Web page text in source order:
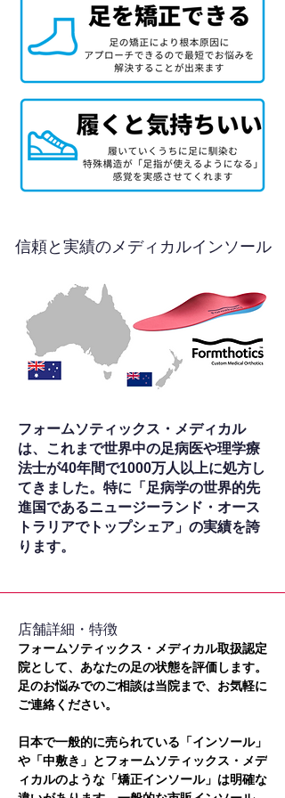
信頼と実績のメディカルインソール
フォームソティックス・メディカル
は、これまで世界中の足病医や理学療
法士が40年間で1000万人以上に処方し
てきました。特に「足病学の世界的先
進国であるニュージーランド・オース
トラリアでトップシェア」の実績を誇
ります。
​店舗詳細・特徴
フォームソティックス・メディカル取扱認定
院として、あなたの足の状態を評価します。
足のお悩みでのご相談は当院まで、お気軽に
ご連絡ください。
日本で一般的に売られている「インソール」
や「中敷き」とフォームソティックス・メデ
ィカルのような「矯正インソール」は明確な